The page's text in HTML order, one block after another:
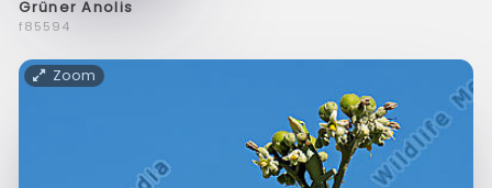
Grüner Anolis
f85594
Zoom